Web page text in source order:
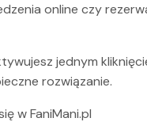
online czy
jednym
rozwiązanie.
w FaniMani.pl